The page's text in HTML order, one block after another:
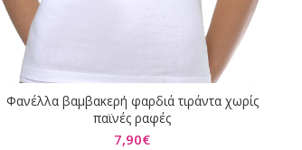
ΕΠΙΛΟΓΉ
Φανέλλα βαμβακερή φαρδιά τιράντα χωρίς
παϊνές ραφές
7,90€